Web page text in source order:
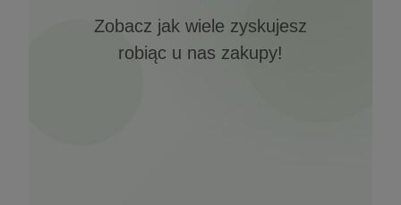
Zobacz jak wiele zyskujesz
robiąc u nas zakupy!